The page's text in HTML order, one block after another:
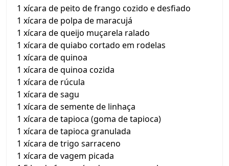
1 xícara de peito de frango cozido e desfiado
1 xícara de polpa de maracujá
1 xícara de queijo muçarela ralado
1 xícara de quiabo cortado em rodelas
1 xícara de quinoa
1 xícara de quinoa cozida
1 xícara de rúcula
1 xícara de sagu
1 xícara de semente de linhaça
1 xícara de tapioca (goma de tapioca)
1 xícara de tapioca granulada
1 xícara de trigo sarraceno
1 xícara de vagem picada